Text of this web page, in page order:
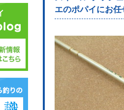
エのポパイにお